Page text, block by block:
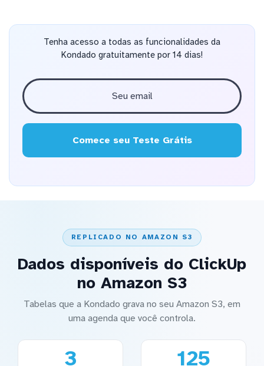
Tenha acesso a todas as funcionalidades da
Kondado gratuitamente por 14 dias!
Comece seu Teste Grátis
REPLICADO NO AMAZON S3
Dados disponíveis do ClickUp
no Amazon S3
Tabelas que a Kondado grava no seu Amazon S3, em
uma agenda que você controla.
3 125